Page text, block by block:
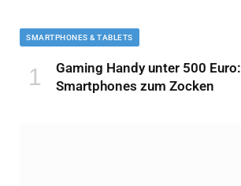
SMARTPHONES & TABLETS
Gaming Handy unter 500
Smartphones zum Zocken